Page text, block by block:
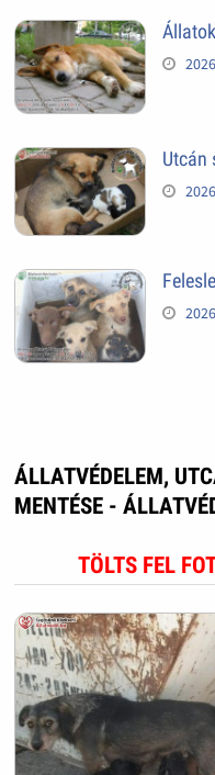
Utcán
ÁLLATVÉDELEM,
MENTÉSE -
TÖLTS FEL